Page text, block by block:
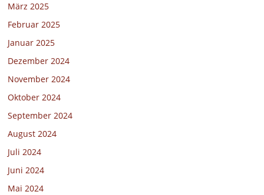
März 2025
Februar 2025
Januar 2025
Dezember 2024
November 2024
Oktober 2024
September 2024
August 2024
Juli 2024
Juni 2024
Mai 2024